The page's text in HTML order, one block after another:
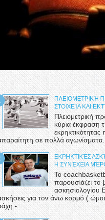
ΠΛΕΙΟΜΕΤΡΙΚΉ
ΣΤΟΙΧΕΊΑ ΚΑΙ
Πλειομετρική
κύρια έκφραση
εκρηκτικότητας
σε πολλά
ΕΚΡΗΚΤΙΚΈΣ
Η ΣΥΝΈΧΕΙΑ
Το
παρουσίάζει το
ασκησιολογίου
για τον άνω κορμό (
-...